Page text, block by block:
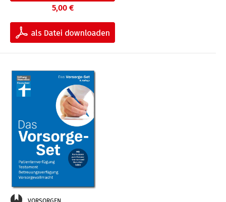
5,00 €